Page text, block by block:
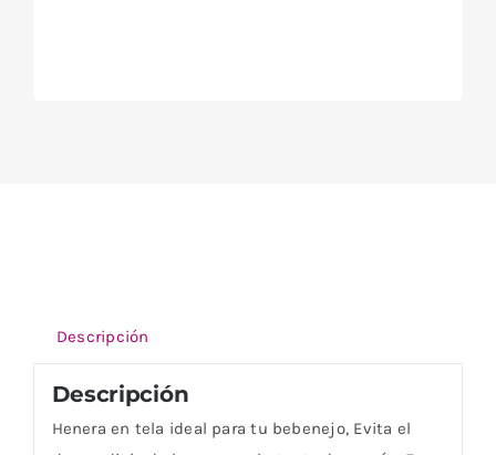
Descripción
Descripción
Henera en tela ideal para tu bebenejo, Evita el